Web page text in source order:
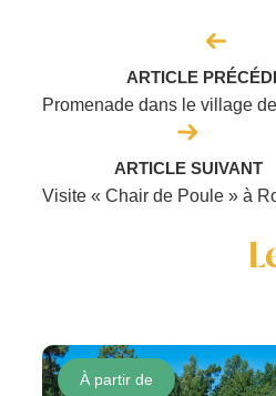
ARTICLE
Promenade dans le village
ARTICLE SUIVANT
Visite « Chair de Poule » à
À partir de